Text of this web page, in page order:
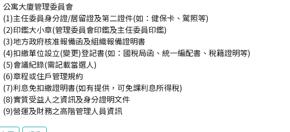
公寓大廈管理委員會
(1)主任委員身分證/居留證及第二證件(如：健保卡、駕照等)
(2)印鑑大小章(管理委員會印鑑及主任委員印鑑)
(3)地方政府核准報備函及組織報備證明書
(4)扣繳單位設立(變更)登記書(如：國稅局函、統一編配書、稅籍證明等)
(5)會議紀錄(需記載當選人)
(6)章程或住戶管理規約
(7)利息免扣繳證明書(如有提供，可免課利息所得稅)
(8)實質受益人之資訊及身分證明文件
(9)營運及財務之高階管理人員資訊